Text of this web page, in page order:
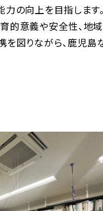
の向上を目指します。
的意義や安全性、
を図りながら、鹿児